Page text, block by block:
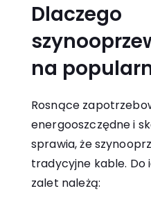
Dlaczego
na
Rosnące
energooszczędne i
sprawia, że
tradycyjne kable. Do
zalet należą: